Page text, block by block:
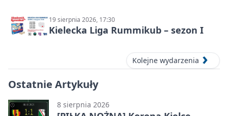
19 sierpnia 2026, 17:30
Kielecka Liga Rummikub – sezon I
Kolejne wydarzenia
Ostatnie Artykuły
8 sierpnia 2026